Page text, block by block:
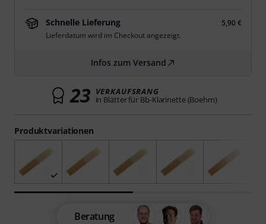
Produktvariationen
Schnelle Lieferung
5,90 €
Lieferdatum wird im Checkout angezeigt.
Infos zum Versand
23 VERKAUFSRANG
in Blätter für Bb-Klarinette (Boehm)
Beratung